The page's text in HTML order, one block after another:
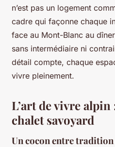
n’est pas un logement
cadre qui façonne chaque
face au Mont-Blanc au
sans intermédiaire ni
détail compte, chaque
vivre pleinement.
L’art de vivre
chalet savoyard
Un cocon entre